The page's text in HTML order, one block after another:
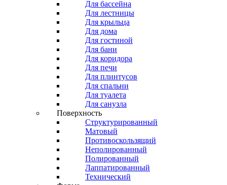
Для бассейна
Для лестницы
Для крыльца
Для дома
Для гостиной
Для бани
Для коридора
Для печи
Для плинтусов
Для спальни
Для туалета
Для санузла
Поверхность
Структурированный
Матовый
Противоскользящий
Неполированный
Полированный
Лаппатированный
Технический